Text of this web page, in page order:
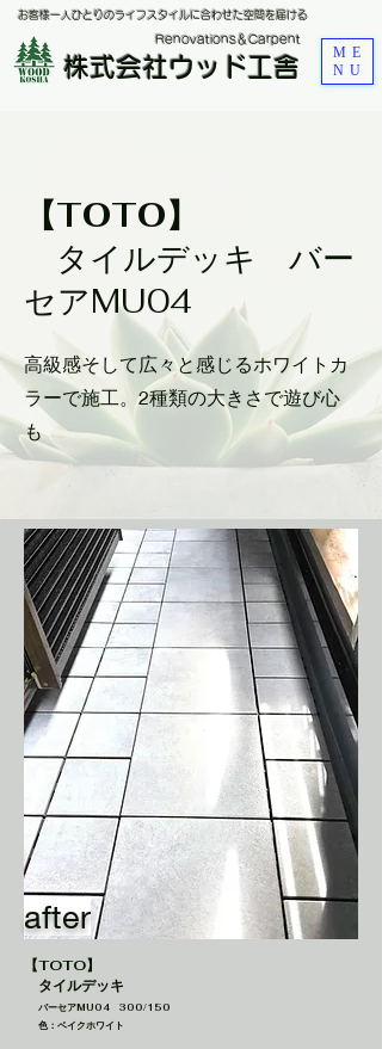
お客様一人ひとりのライフスタイルに合わせた空間を届ける
株式会社ウッド工舎
​Renovations＆Carpent
ME
NU
【TOTO】
タイルデッキ バー
セアMU04
​高級感そして広々と感じるホワイトカ
ラーで施工。2種類の大きさで遊び心
も
after
【TOTO】
タイルデッキ
バーセアMU04 300/150
色：ベイクホワイト